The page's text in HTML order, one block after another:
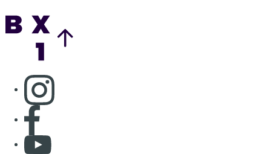
Consulter page Instagram
Consulter page Facebook
Consulter Youtube